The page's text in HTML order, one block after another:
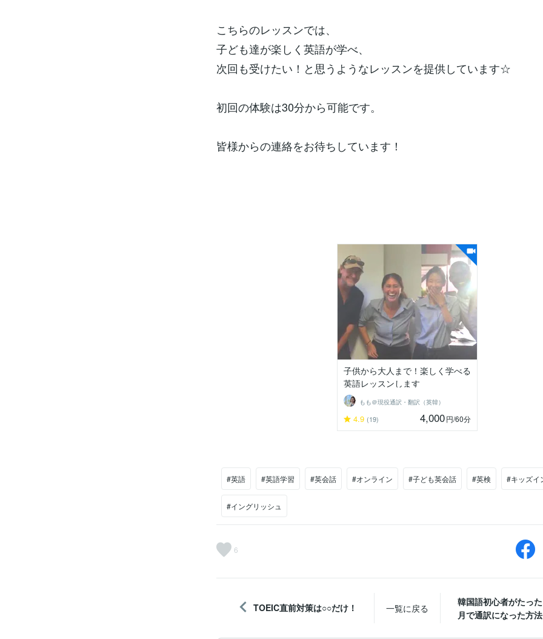
こちらのレッスンでは、
子ども達が楽しく英語が学べ、
次回も受けたい！と思うようなレッスンを提供しています☆
初回の体験は30分から可能です。
皆様からの連絡をお待ちしています！
子供から大人まで！楽しく学べる
英語レッスンします
もも＠現役通訳・翻訳（英韓）
4.9 (19) 4,000円/60分
#英語 #英語学習 #英会話 #オンライン #子ども英会話 #英検 #キッズイ
#イングリッシュ
6
TOEIC直前対策は○○だけ！ 一覧に戻る
韓国語初心者がたっ
月で通訳になった方法